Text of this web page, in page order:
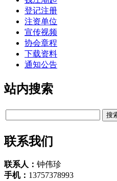
登记注册
注资单位
宣传视频
协会章程
下载资料
通知公告
站内搜索
联系我们
联系人： 钟伟珍
手机： 13757378993